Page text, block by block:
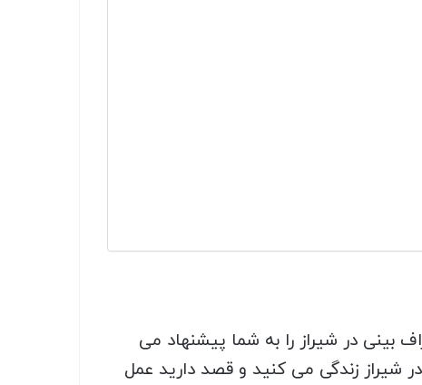
بینی در شیراز را به شما پیشنهاد می
شیراز زندگی می کنید و قصد دارید عمل